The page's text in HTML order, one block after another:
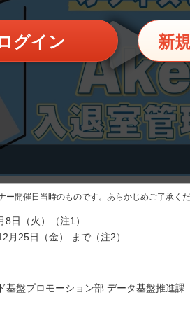
グイン 新
ー開催日当時のものです。あらかじめご了承く
日（火）（注1）
月25日（金） まで（注2）
基盤プロモーション部 データ基盤推進課